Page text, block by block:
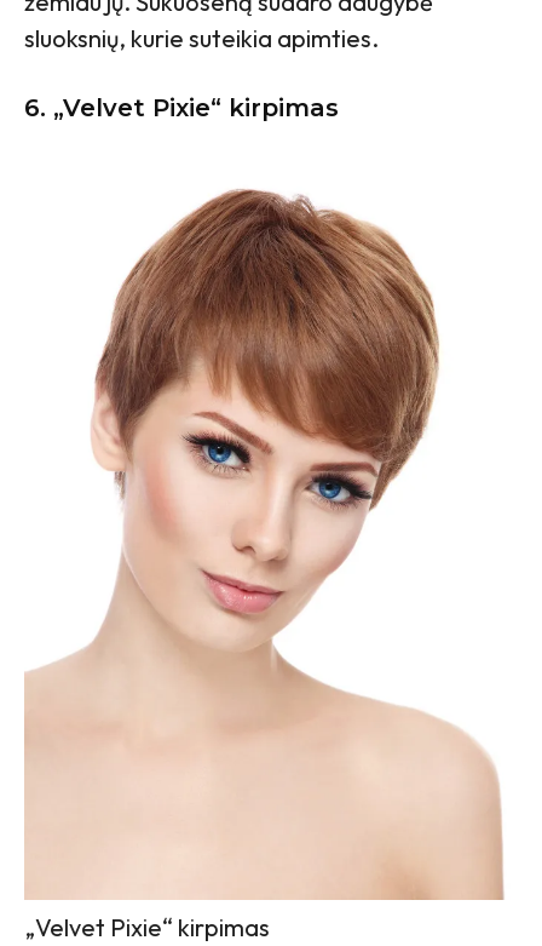
sluoksnių, kurie suteikia apimties.
6. „Velvet Pixie“ kirpimas
„Velvet Pixie“ kirpimas